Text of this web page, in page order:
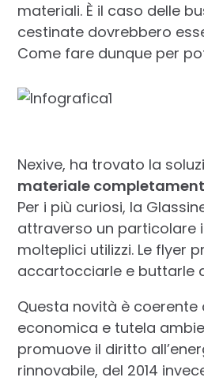
materiali. È il caso delle
cestinate dovrebbero
Come fare dunque per
Nexive, ha trovato la
materiale
Per i più curiosi, la
attraverso un particolare
molteplici utilizzi. Le flyer
accartocciarle e buttarle
Questa novità è coerente
economica e tutela
promuove il diritto
rinnovabile, del 2014